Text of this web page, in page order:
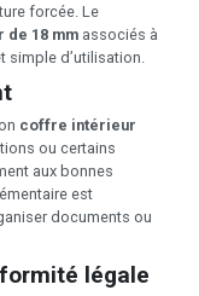
forcée. Le
de 18 mm associés à
simple d’utilisation.
coffre intérieur
ou certains
aux bonnes
est
documents ou
légale